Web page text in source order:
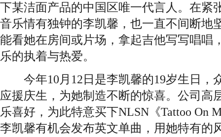
下某洁面产品的中国区唯一代言人。在紧
音乐情有独钟的李凯馨，也一直不间断地
能看她在房间或片场，拿起吉他写写唱唱
乐的执着与热爱。
今年10月12日是李凯馨的19岁生日，
应援庆生，为她制造不断的惊喜。公司高
乐喜好，为此特意买下NLSN《Tattoo On
李凯馨有机会发布英文单曲，用她特有的